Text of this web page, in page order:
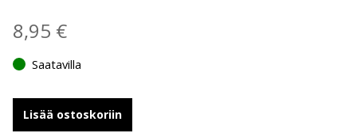
8,95 €
Saatavilla
Lisää ostoskoriin